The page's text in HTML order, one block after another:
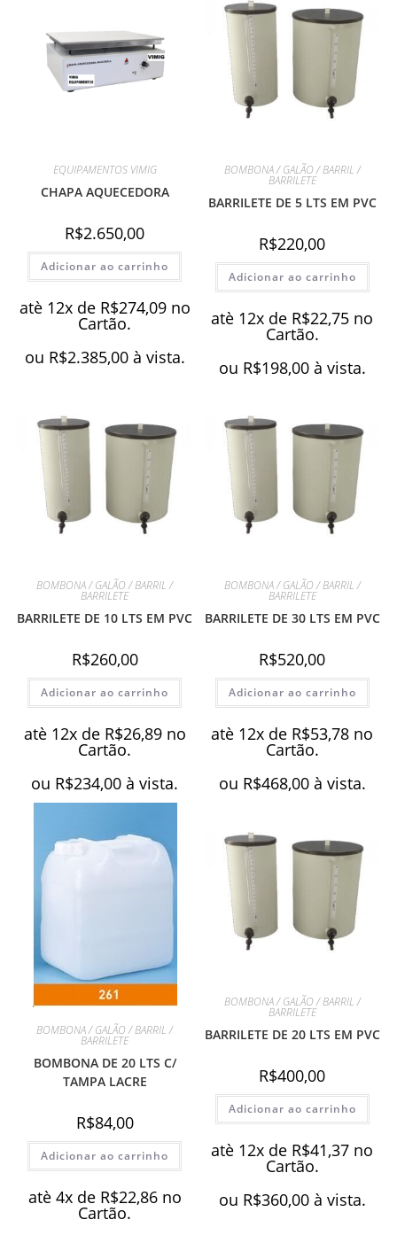
EQUIPAMENTOS VIMIG
CHAPA AQUECEDORA
R$2.650,00
Adicionar ao carrinho
atè 12x de R$274,09 no
Cartão.
ou R$2.385,00 à vista.
BOMBONA / GALÃO / BARRIL /
BARRILETE
BARRILETE DE 5 LTS EM PVC
R$220,00
Adicionar ao carrinho
atè 12x de R$22,75 no
Cartão.
ou R$198,00 à vista.
BOMBONA / GALÃO / BARRIL /
BARRILETE
BARRILETE DE 10 LTS EM PVC
R$260,00
Adicionar ao carrinho
atè 12x de R$26,89 no
Cartão.
ou R$234,00 à vista.
BOMBONA / GALÃO / BARRIL /
BARRILETE
BARRILETE DE 30 LTS EM PVC
R$520,00
Adicionar ao carrinho
atè 12x de R$53,78 no
Cartão.
ou R$468,00 à vista.
BOMBONA / GALÃO / BARRIL /
BARRILETE
BOMBONA DE 20 LTS C/
TAMPA LACRE
R$84,00
Adicionar ao carrinho
atè 4x de R$22,86 no
Cartão.
BOMBONA / GALÃO / BARRIL /
BARRILETE
BARRILETE DE 20 LTS EM PVC
R$400,00
Adicionar ao carrinho
atè 12x de R$41,37 no
Cartão.
ou R$360,00 à vista.